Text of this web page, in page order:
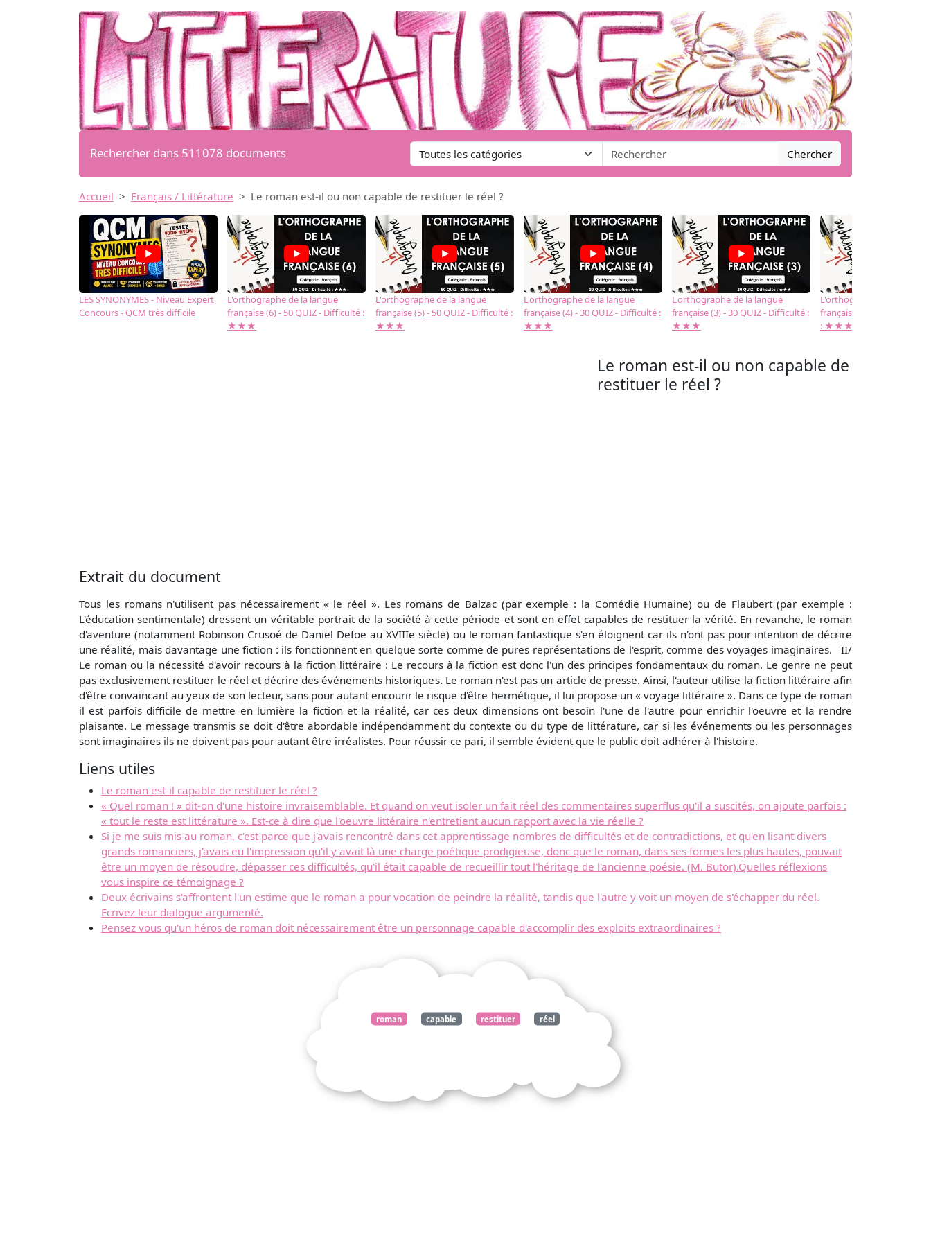
Rechercher dans 511078 documents Chercher
Accueil Français / Littérature Le roman est-il ou non capable de restituer le réel ?
LES SYNONYMES - Niveau Expert
Concours - QCM très difficile
L'orthographe de la langue
française (6) - 50 QUIZ - Difficulté :
★★★
L'orthographe de la langue
française (5) - 50 QUIZ - Difficulté :
★★★
L'orthographe de la langue
française (4) - 30 QUIZ - Difficulté :
★★★
L'orthographe de la langue
française (3) - 30 QUIZ - Difficulté :
★★★
L'orthographe de la langue
française (2) -( 20 QUIZ -
: ★★★
→
Le roman est-il ou non capable de
restituer le réel ?
Extrait du document
Tous les romans n'utilisent pas nécessairement « le réel ». Les romans de Balzac (par exemple : la Comédie Humaine) ou de Flaubert (par exemple :
L'éducation sentimentale) dressent un véritable portrait de la société à cette période et sont en effet capables de restituer la vérité. En revanche, le roman
d'aventure (notamment Robinson Crusoé de Daniel Defoe au XVIIIe siècle) ou le roman fantastique s'en éloignent car ils n'ont pas pour intention de décrire
une réalité, mais davantage une fiction : ils fonctionnent en quelque sorte comme de pures représentations de l'esprit, comme des voyages imaginaires. II/
Le roman ou la nécessité d'avoir recours à la fiction littéraire : Le recours à la fiction est donc l'un des principes fondamentaux du roman. Le genre ne peut
pas exclusivement restituer le réel et décrire des événements historiques. Le roman n'est pas un article de presse. Ainsi, l'auteur utilise la fiction littéraire afin
d'être convaincant au yeux de son lecteur, sans pour autant encourir le risque d'être hermétique, il lui propose un « voyage littéraire ». Dans ce type de roman
il est parfois difficile de mettre en lumière la fiction et la réalité, car ces deux dimensions ont besoin l'une de l'autre pour enrichir l'oeuvre et la rendre
plaisante. Le message transmis se doit d'être abordable indépendamment du contexte ou du type de littérature, car si les événements ou les personnages
sont imaginaires ils ne doivent pas pour autant être irréalistes. Pour réussir ce pari, il semble évident que le public doit adhérer à l'histoire.
Liens utiles
Le roman est-il capable de restituer le réel ?
« Quel roman ! » dit-on d'une histoire invraisemblable. Et quand on veut isoler un fait réel des commentaires superflus qu'il a suscités, on ajoute parfois :
« tout le reste est littérature ». Est-ce à dire que l'oeuvre littéraire n'entretient aucun rapport avec la vie réelle ?
Si je me suis mis au roman, c'est parce que j'avais rencontré dans cet apprentissage nombres de difficultés et de contradictions, et qu'en lisant divers
grands romanciers, j'avais eu l'impression qu'il y avait là une charge poétique prodigieuse, donc que le roman, dans ses formes les plus hautes, pouvait
être un moyen de résoudre, dépasser ces difficultés, qu'il était capable de recueillir tout l'héritage de l'ancienne poésie. (M. Butor).Quelles réflexions
vous inspire ce témoignage ?
Deux écrivains s'affrontent l'un estime que le roman a pour vocation de peindre la réalité, tandis que l'autre y voit un moyen de s'échapper du réel.
Ecrivez leur dialogue argumenté.
Pensez vous qu'un héros de roman doit nécessairement être un personnage capable d'accomplir des exploits extraordinaires ?
roman capable restituer réel